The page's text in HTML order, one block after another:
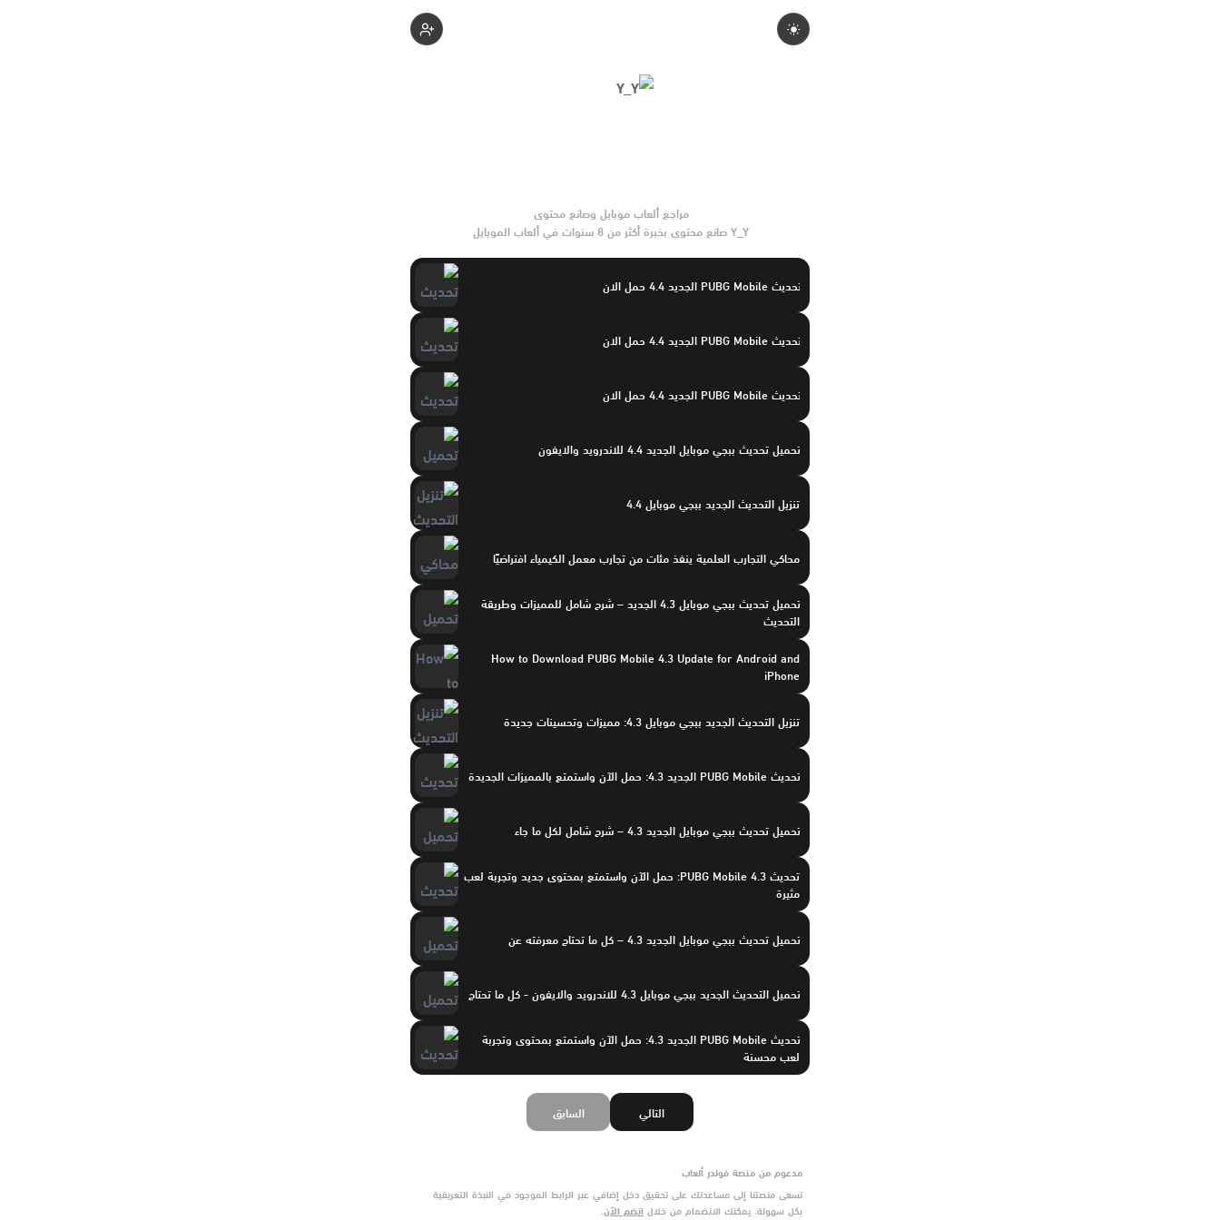
Y_Y صانع محتوى بخبرة أكثر من 8 سنوات في ألعاب الموبايل
تحديث PUBG Mobile الجديد 4.4 حمل الان
تحديث PUBG Mobile الجديد 4.4 حمل الان
تحديث PUBG Mobile الجديد 4.4 حمل الان
تحميل تحديث ببجي موبايل الجديد 4.4 للاندرويد والايفون
تنزيل التحديث الجديد ببجي موبايل 4.4
محاكي التجارب العلمية ينفذ مئات من تجارب معمل الكيمياء افتراضيًا
تحميل تحديث ببجي موبايل 4.3 الجديد – شرح شامل للمميزات وطريقة
التحديث
How to Download PUBG Mobile 4.3 Update for Android and
iPhone
تنزيل التحديث الجديد ببجي موبايل 4.3: مميزات وتحسينات جديدة
تحديث PUBG Mobile الجديد 4.3: حمل الآن واستمتع بالمميزات الجديدة
تحميل تحديث ببجي موبايل الجديد 4.3 – شرح شامل لكل ما جاء
تحديث PUBG Mobile 4.3: حمل الآن واستمتع بمحتوى جديد وتجربة لعب
مثيرة
تحميل تحديث ببجي موبايل الجديد 4.3 – كل ما تحتاج معرفته عن
تحميل التحديث الجديد ببجي موبايل 4.3 للاندرويد والايفون - كل ما تحتاج
تحديث PUBG Mobile الجديد 4.3: حمل الآن واستمتع بمحتوى وتجربة
لعب محسنة
السابق التالي
مدعوم من منصة فولدر ألعاب
تسعى منصتنا إلى مساعدتك على تحقيق دخل إضافي عبر الرابط الموجود في النبذة التعريفية
بكل سهولة. يمكنك الانضمام من خلال انضم الآن